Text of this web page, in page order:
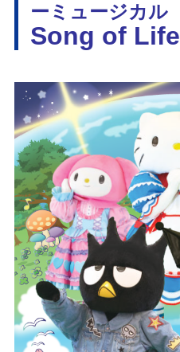
ーミュージカル
Song of Life